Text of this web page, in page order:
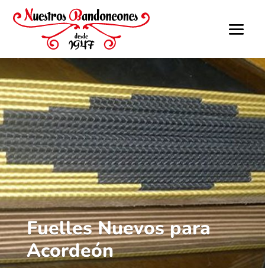
Fuelles Nuevos para
Acordeón